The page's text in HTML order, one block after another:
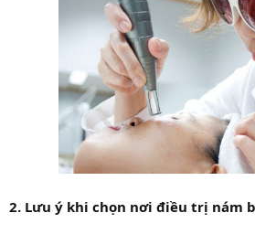
2. Lưu ý khi chọn nơi điều trị nám